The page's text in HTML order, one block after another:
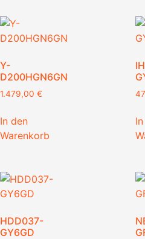
Y-
D200HGN6GN
1.479,00 €
In den
Warenkorb
HDD037-
GY6GD